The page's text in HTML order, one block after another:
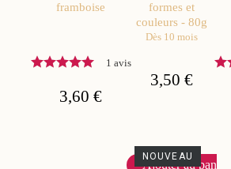
framboise
1 avis
3,60 €
formes et
couleurs - 80g
Dès 10 mois
3,50 €
NOUVEAU
Ajouter au panier